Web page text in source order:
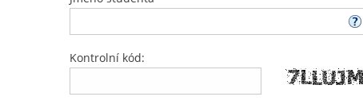
Kontrolní kód: